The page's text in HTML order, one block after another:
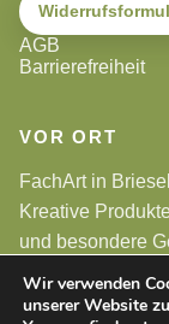
AGB
Barrierefreiheit
VOR ORT
FachArt in
Kreative
und besondere
Alle Preise sind
Wir verwenden
unserer Website